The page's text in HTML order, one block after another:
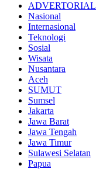
ADVERTORIAL
Nasional
Internasional
Teknologi
Sosial
Wisata
Nusantara
Aceh
SUMUT
Sumsel
Jakarta
Jawa Barat
Jawa Tengah
Jawa Timur
Sulawesi Selatan
Papua